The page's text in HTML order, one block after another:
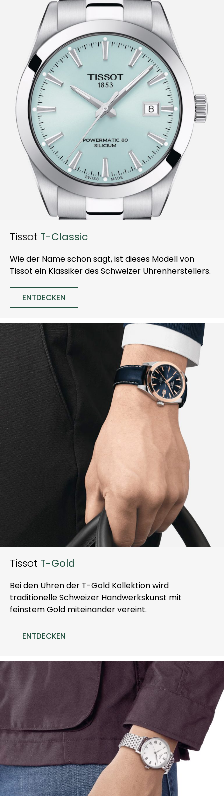
Tissot T-Classic
Wie der Name schon sagt, ist dieses Modell von
Tissot ein Klassiker des Schweizer Uhrenherstellers.
ENTDECKEN
Tissot T-Gold
Bei den Uhren der T-Gold Kollektion wird
traditionelle Schweizer Handwerkskunst mit
feinstem Gold miteinander vereint.
ENTDECKEN